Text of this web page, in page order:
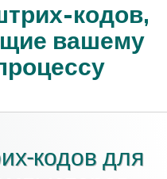
кодов,
вашему
кодов для